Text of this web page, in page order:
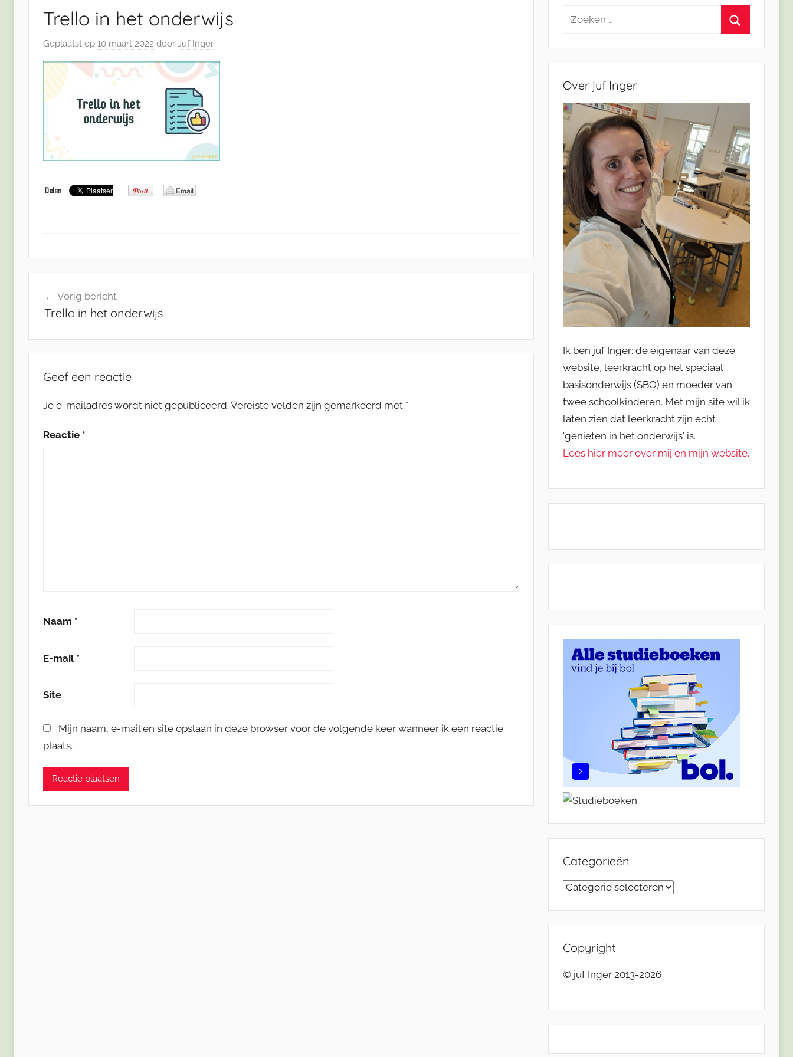
Trello in het onderwijs
Geplaatst op 10 maart 2022 door Juf Inger
navigatie
Vorig bericht
Trello in het onderwijs
Geef een reactie
Je e-mailadres wordt niet gepubliceerd. Vereiste velden zijn gemarkeerd met *
Reactie *
Naam *
E-mail *
Site
Mijn naam, e-mail en site opslaan in deze browser voor de volgende keer wanneer ik een reactie
plaats.
Zoeken
Over juf Inger
Ik ben juf Inger; de eigenaar van deze
website, leerkracht op het speciaal
basisonderwijs (SBO) en moeder van
twee schoolkinderen. Met mijn site wil ik
laten zien dat leerkracht zijn echt
'genieten in het onderwijs' is.
Lees hier meer over mij en mijn website.
Categorieën
Categorieën
Copyright
© juf Inger 2013-2026